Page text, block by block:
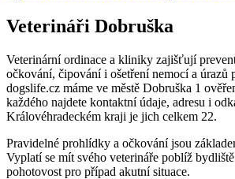
Veterináři Dobruška
Veterinární ordinace a kliniky zajišťují
očkování, čipování i ošetření nemocí a úrazů
dogslife.cz máme ve městě Dobruška 1
každého najdete kontaktní údaje, adresu i
Královéhradeckém kraji je jich celkem 22.
Pravidelné prohlídky a očkování jsou
Vyplatí se mít svého veterináře poblíž
pohotovost pro případ akutní situace.